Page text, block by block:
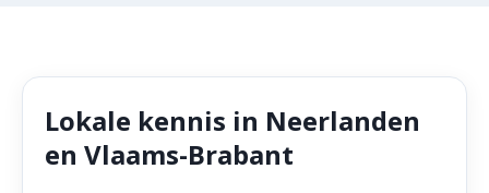
Lokale kennis in Neerlanden
en Vlaams-Brabant